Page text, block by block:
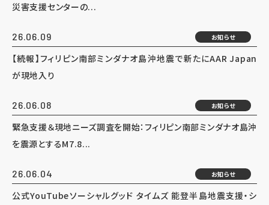
災害支援センターの...
26.06.09 お知らせ
【続報】フィリピン南部ミンダナオ島沖地震で新たにAAR Japan
が現地入り
26.06.08 お知らせ
緊急支援＆現地ニーズ調査を開始：フィリピン南部ミンダナオ島沖
を震源とするM7.8...
26.06.04 お知らせ
公式YouTubeソーシャルグッド タイムズ 能登半島地震支援・シ